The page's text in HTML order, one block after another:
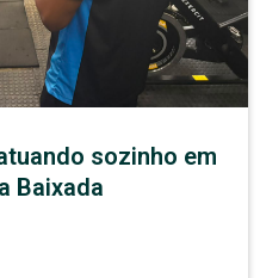
sozinho em
Baixada